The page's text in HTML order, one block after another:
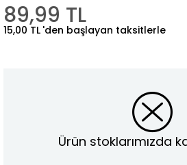
89,99 TL
15,00 TL 'den başlayan taksitlerle
Ürün stoklarımızda